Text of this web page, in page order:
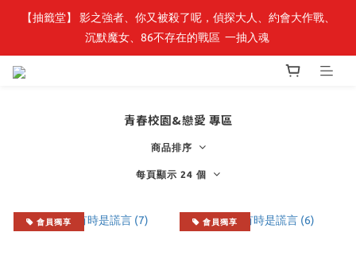
最新開賣🔥「全知讀者視角」 周邊商品
【抽籤堂】 影之強者、你又被殺了呢，偵探大人、約會大作戰、
沉默魔女、86不存在的戰區  一抽入魂
青春校園&戀愛 專區
商品排序
每頁顯示 24 個
會員獨享 會員獨享